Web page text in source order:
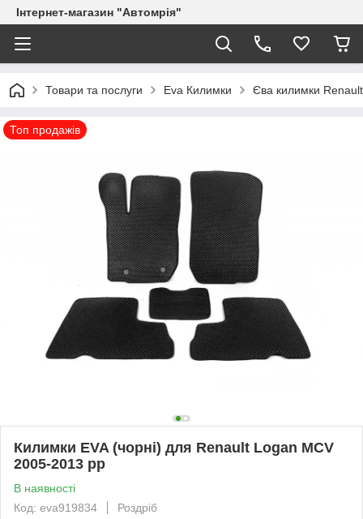
Інтернет-магазин "Автомрія"
Товари та послуги Eva Килимки Єва килимки Renault
Топ продажів
Килимки EVA (чорні) для Renault Logan MCV
2005-2013 рр
В наявності
Код: eva919834
Роздріб